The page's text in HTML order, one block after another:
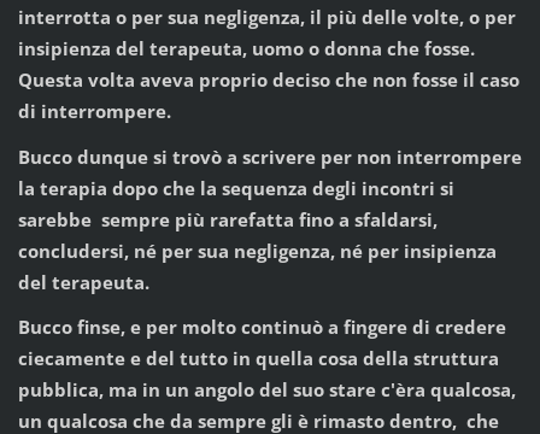
interrotta o per sua negligenza, il più delle volte, o per
insipienza del terapeuta, uomo o donna che fosse.
Questa volta aveva proprio deciso che non fosse il caso
di interrompere.
Bucco dunque si trovò a scrivere per non interrompere
la terapia dopo che la sequenza degli incontri si
sarebbe sempre più rarefatta fino a sfaldarsi,
concludersi, né per sua negligenza, né per insipienza
del terapeuta.
Bucco finse, e per molto continuò a fingere di credere
ciecamente e del tutto in quella cosa della struttura
pubblica, ma in un angolo del suo stare c'èra qualcosa,
un qualcosa che da sempre gli è rimasto dentro, che